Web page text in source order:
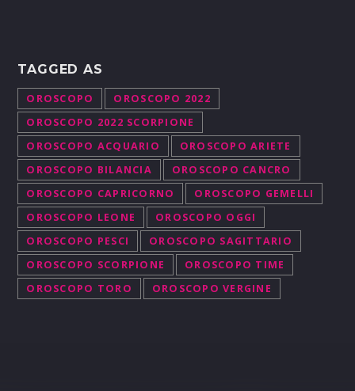
TAGGED AS
OROSCOPO
OROSCOPO 2022
OROSCOPO 2022 SCORPIONE
OROSCOPO ACQUARIO
OROSCOPO ARIETE
OROSCOPO BILANCIA
OROSCOPO CANCRO
OROSCOPO CAPRICORNO
OROSCOPO GEMELLI
OROSCOPO LEONE
OROSCOPO OGGI
OROSCOPO PESCI
OROSCOPO SAGITTARIO
OROSCOPO SCORPIONE
OROSCOPO TIME
OROSCOPO TORO
OROSCOPO VERGINE